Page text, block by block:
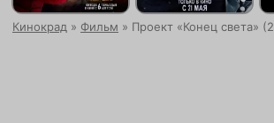
Кинокрад » Фильм » Проект «Конец света»